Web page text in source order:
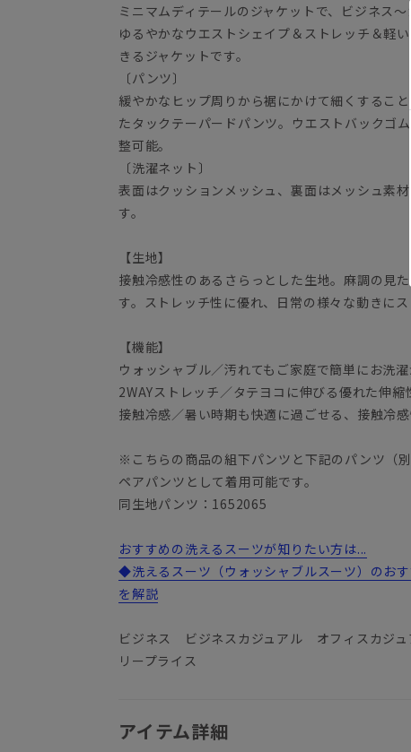
ミニマムディテールのジャケットで、ビジネス
ゆるやかなウエストシェイプ＆ストレッチ＆軽
きるジャケットです。
〔パンツ〕
緩やかなヒップ周りから裾にかけて細くするこ
たタックテーパードパンツ。ウエストバックゴ
整可能。
〔洗濯ネット〕
表面はクッションメッシュ、裏面はメッシュ素
す。
【生地】
接触冷感性のあるさらっとした生地。麻調の見
す。ストレッチ性に優れ、日常の様々な動きにス
【機能】
ウォッシャブル／汚れてもご家庭で簡単にお洗濯
2WAYストレッチ／タテヨコに伸びる優れた伸縮
接触冷感／暑い時期も快適に過ごせる、接触冷
※こちらの商品の組下パンツと下記のパンツ（
ペアパンツとして着用可能です。
同生地パンツ：1652065
おすすめの洗えるスーツが知りたい方は...
◆洗えるスーツ（ウォッシャブルスーツ）のお
を解説
ビジネス ビジネスカジュアル オフィスカジ
リープライス
アイテム詳細